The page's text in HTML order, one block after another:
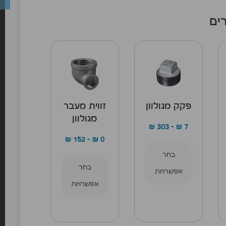
פקק מגולוון
₪ 7
–
₪ 303
בחר
אפשרויות
זווית מעבר
מגולוון
₪ 0
–
₪ 152
בחר
אפשרויות